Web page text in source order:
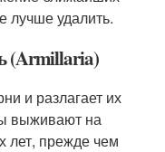
лучше удалить.
(Armillaria)
и разлагает их
выживают на
лет, прежде чем